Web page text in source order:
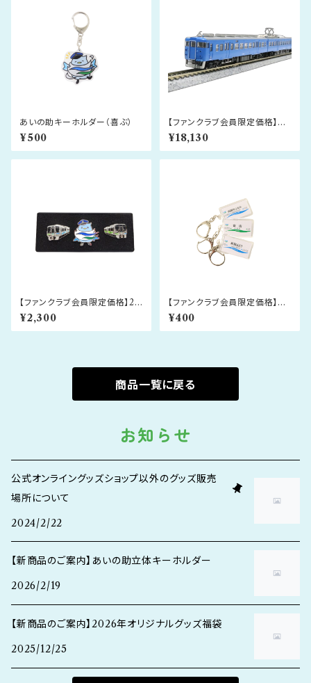
あいの助キーホルダー（喜ぶ）
¥500
【ファンクラブ会員限定価格】あ
いの風とやま鉄道 413系 北
陸地域色 3両セット
¥18,130
【ファンクラブ会員限定価格】20
25.3.14 あいの風とやま鉄道 開
業10周年記念 Series521 ピン
バッジセット
¥2,300
【ファンクラブ会員限定価格】駅
名標キーホルダー
¥400
商品一覧に戻る
お知らせ
公式オンライングッズショップ以外のグッズ販売
場所について
2024/2/22
【新商品のご案内】あいの助立体キーホルダー
2026/2/19
【新商品のご案内】2026年オリジナルグッズ福袋
2025/12/25